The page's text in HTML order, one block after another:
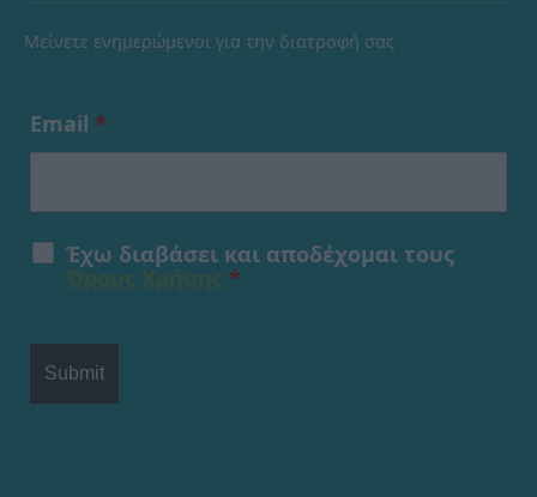
Μείνετε ενημερώμενοι για την διατροφή σας
Email *
Έχω διαβάσει και αποδέχομαι τους
*